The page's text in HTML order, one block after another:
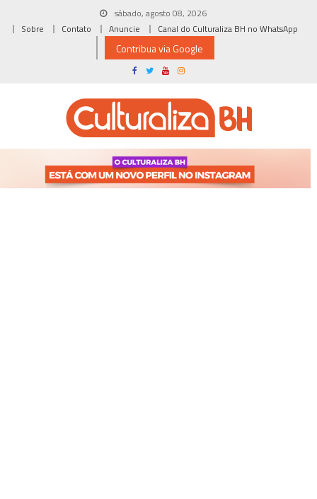
sábado, agosto 08, 2026
Sobre
Contato Anuncie Canal do Culturaliza BH no WhatsApp
Contribua via Google